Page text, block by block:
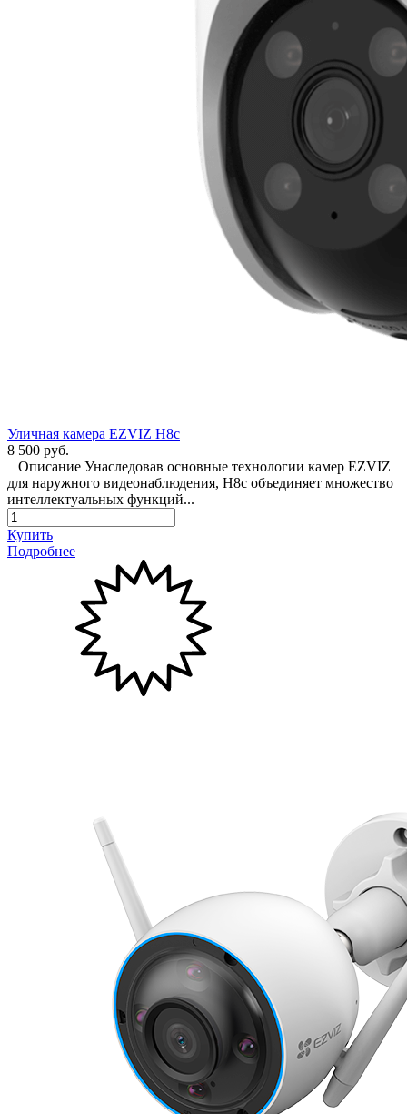
Уличная камера EZVIZ H8c
8 500 руб.
Описание Унаследовав основные технологии камер EZVIZ
для наружного видеонаблюдения, H8c объединяет множество
интеллектуальных функций...
Купить
Подробнее